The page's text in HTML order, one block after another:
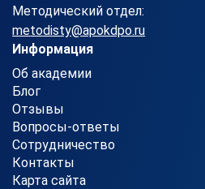
Методический отдел:
metodisty@apokdpo.ru
Информация
Об академии
Блог
Отзывы
Вопросы-ответы
Сотрудничество
Контакты
Карта сайта